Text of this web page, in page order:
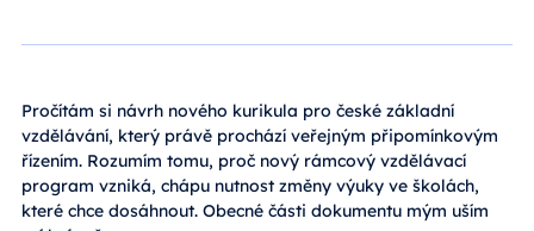
Pročítám si návrh nového kurikula pro české základní
vzdělávání, který právě prochází veřejným připomínkovým
řízením. Rozumím tomu, proč nový rámcový vzdělávací
program vzniká, chápu nutnost změny výuky ve školách,
které chce dosáhnout. Obecné části dokumentu mým uším